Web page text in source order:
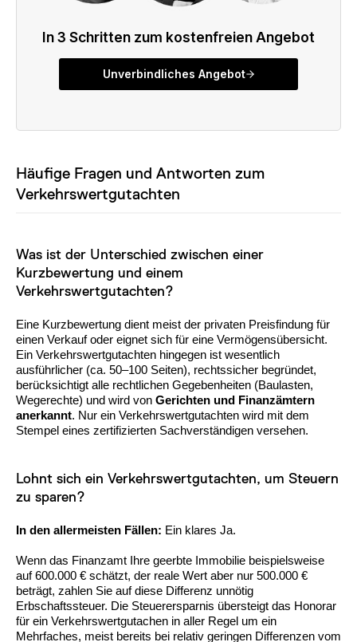
Häufige Fragen und Antworten zum
Verkehrswertgutachten
Was ist der Unterschied zwischen einer
Kurzbewertung und einem
Verkehrswertgutachten?
Eine Kurzbewertung dient meist der privaten Preisfindung für
einen Verkauf oder eignet sich für eine Vermögensübersicht.
Ein Verkehrswertgutachten hingegen ist wesentlich
ausführlicher (ca. 50–100 Seiten), rechtssicher begründet,
berücksichtigt alle rechtlichen Gegebenheiten (Baulasten,
Wegerechte) und wird von Gerichten und Finanzämtern
anerkannt. Nur ein Verkehrswertgutachten wird mit dem
Stempel eines zertifizierten Sachverständigen versehen.
Lohnt sich ein Verkehrswertgutachten, um Steuern
zu sparen?
In den allermeisten Fällen: Ein klares Ja.
Wenn das Finanzamt Ihre geerbte Immobilie beispielsweise
auf 600.000 € schätzt, der reale Wert aber nur 500.000 €
beträgt, zahlen Sie auf diese Differenz unnötig
Erbschaftssteuer. Die Steuerersparnis übersteigt das Honorar
für ein Verkehrswertgutachen in aller Regel um ein
Mehrfaches, meist bereits bei relativ geringen Differenzen vom